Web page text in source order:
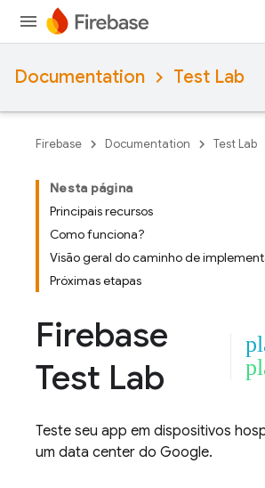
Documentation Test Lab
Firebase Documentation Test Lab
Nesta página
Principais recursos
Como funciona?
Visão geral do caminho de
Próximas etapas
Firebase
Test Lab
Teste seu app em dispositivos
um data center do Google.